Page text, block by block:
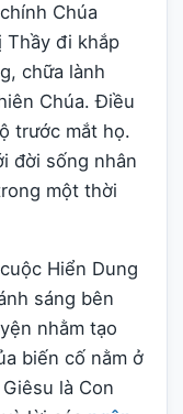
Chúa
Thầy đi khắp
chữa lành
Chúa. Điều
trước mắt họ.
đời sống nhân
một thời
Hiển Dung
sáng bên
nhằm tạo
biến cố nằm ở
là Con